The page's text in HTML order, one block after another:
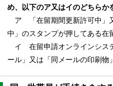
め、以下のア又はイのどちらか
ア 「在留期間更新許可中」
中」のスタンプが押してある在
イ 在留申請オンラインシス
ール」又は「同メールの印刷物」